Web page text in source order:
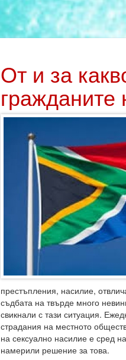
От и за
престъпления, насилие,
съдбата на твърде много
свикнали с тази ситуация.
страдания на местното
на сексуално насилие е сред
намерили решение за това.